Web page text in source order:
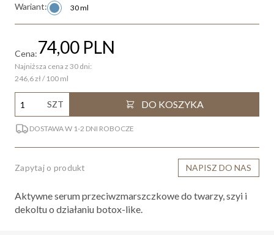
Wariant: 30 ml
Cena:74,00 PLN
Najniższa cena z 30 dni:
246,6 zł / 100 ml
SZT DO KOSZYKA
DOSTAWA W 1-2 DNI ROBOCZE
Zapytaj o produkt NAPISZ DO NAS
Aktywne serum przeciwzmarszczkowe do twarzy, szyi i
dekoltu o działaniu botox-like.